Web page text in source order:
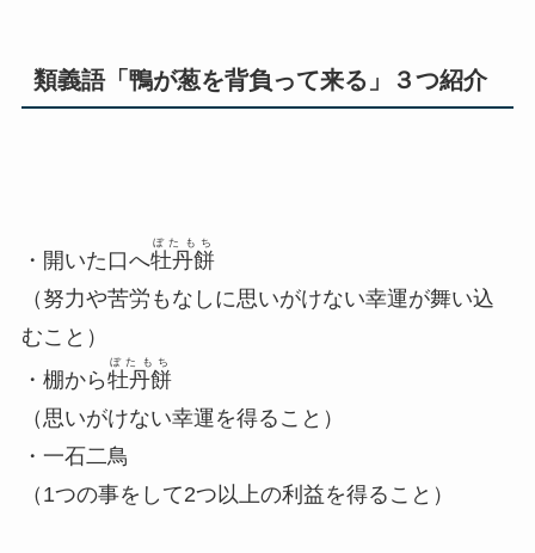
類義語「鴨が葱を背負って来る」３つ紹介
・開いた口へ牡丹餅
ぼたもち
（努力や苦労もなしに思いがけない幸運が舞い込
むこと）
・棚から牡丹餅
ぼたもち
（思いがけない幸運を得ること）
・一石二鳥
（1つの事をして2つ以上の利益を得ること）